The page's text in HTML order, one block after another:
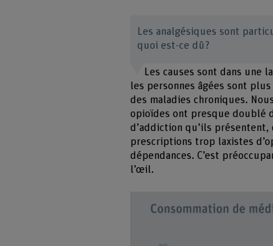
Les analgésiques sont
quoi est-ce dû?
Les causes sont dans une
les personnes âgées sont
des maladies chroniques.
opioïdes ont presque doublé
d’addiction qu’ils présentent,
prescriptions trop laxistes
dépendances. C’est
l’œil.